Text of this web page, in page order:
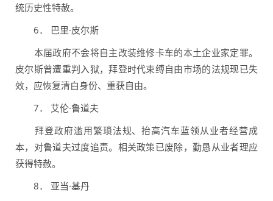
统历史性特赦。
6． 巴里·皮尔斯
本届政府不会将自主改装维修卡车的本土企业家定罪。
皮尔斯曾遭重判入狱，拜登时代束缚自由市场的法规现已失
效，应恢复清白身份、重获自由。
7． 艾伦·鲁道夫
拜登政府滥用繁琐法规、抬高汽车蓝领从业者经营成
本，对鲁道夫过度追责。相关政策已废除，勤恳从业者理应
获得特赦。
8． 亚当·基丹